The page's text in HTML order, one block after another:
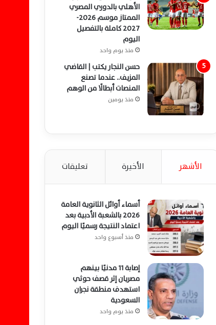
الأهلي بالدوري المصري
الممتاز موسم 2026-
2027 كاملة بالتفصيل
اليوم
منذ يوم واحد
حسن النجار يكتب | القاضي
المزيف.. عندما تصنع
المنصات أبطالًا من الوهم
منذ يومين
الأشهر الأخيرة تعليقات
أسماء أوائل الثانوية العامة
2026 بالشعبة الأدبية بعد
اعتماد النتيجة رسميًا اليوم
منذ أسبوع واحد
إصابة 11 مدنيًا بينهم
مصريان إثر قصف حوثي
استهدف منطقة نجران
السعودية
منذ يوم واحد